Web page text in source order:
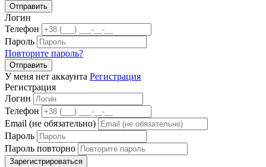
Отправить
Логин
Телефон
Пароль
Повторите пароль?
Отправить
У меня нет аккаунта Регистрация
Регистрация
Логин
Телефон
Email (не обязательно)
Пароль
Пароль повторно
Зарегистрироваться